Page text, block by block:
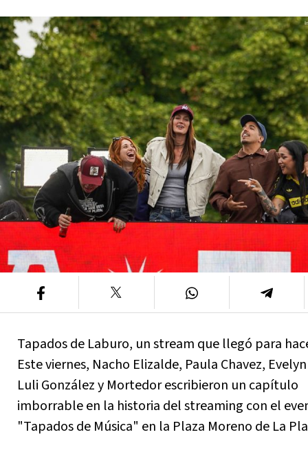
Tapados de Laburo, un stream que llegó para
Este viernes, Nacho Elizalde, Paula Chavez,
Luli González y Mortedor escribieron un capítulo
imborrable en la historia del streaming con el
"Tapados de Música" en la Plaza Moreno de La